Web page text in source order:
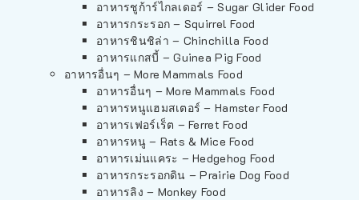
อาหารชูก้าร์ไกลเดอร์ – Sugar Glider Food
อาหารกระรอก – Squirrel Food
อาหารชินชิล่า – Chinchilla Food
อาหารแกสบี้ – Guinea Pig Food
อาหารอื่นๆ – More Mammals Food
อาหารอื่นๆ – More Mammals Food
อาหารหนูแฮมสเตอร์ – Hamster Food
อาหารเฟอร์เร็ต – Ferret Food
อาหารหนู – Rats & Mice Food
อาหารเม่นแคระ – Hedgehog Food
อาหารกระรอกดิน – Prairie Dog Food
อาหารลิง – Monkey Food